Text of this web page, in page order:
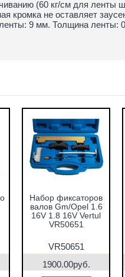
(60 кг/см для ленты
кромка не оставляет
9 мм. Толщина ленты:
Набор фиксаторов
валов Gm/Opel 1.6
16V 1.8 16V Vertul
VR50651
VR50651
1900.00руб.